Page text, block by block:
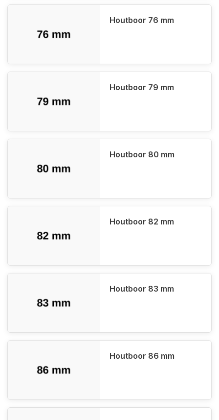
Houtboor 76 mm
Houtboor 79 mm
Houtboor 80 mm
Houtboor 82 mm
Houtboor 83 mm
Houtboor 86 mm